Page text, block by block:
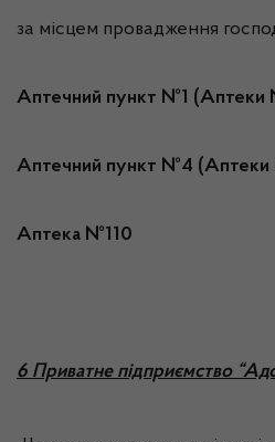
за місцем провадження
Аптечний пункт №1 (Аптеки
Аптечний пункт №4
Аптека №110
6 Приватне підприємство